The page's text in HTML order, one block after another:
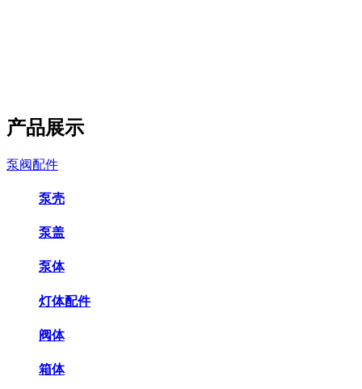
产品展示
泵阀配件
泵壳
泵盖
泵体
灯体配件
阀体
箱体